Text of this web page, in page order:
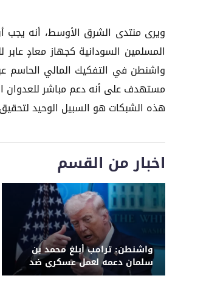
ويرى منتدى الشرق الأوسط، أنه يجب
المسلمين السودانية كجهاز معادٍ
واشنطن في التفكيك المالي الحاسم
مستهدف على أنه دعم مباشر للعدوان
هذه الشبكات هو السبيل الوحيد
اخبار من القسم
واشنطن: ترامب أبلغ محمد بن
سلمان دعمه لعمل عسكري ضد
الحوثيين قبل استهداف مطار